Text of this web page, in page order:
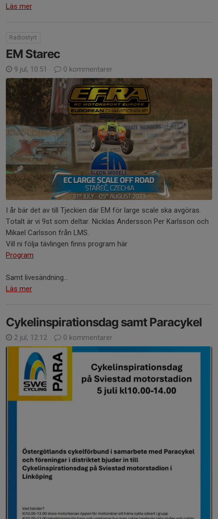
Läs mer
Radiostyrt
EM Starec
9 jul, 10:51 0 kommentarer
I år bär det av till Tjeckien där EM för large scale ska avgöras.
Totalt är vi 9st som deltar. Nicklas Andersson Per Karlsson och
Mikael Carlsson från LMS.
Vill ni följa tävlingen finns program här
Program
Samt livesändning...
Läs mer
Cykelinspirationsdag samt Paracykel
2 jul, 12:12 0 kommentarer